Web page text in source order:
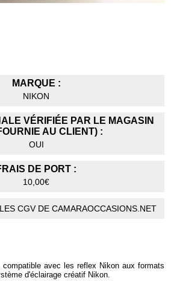
MARQUE :
NIKON
VÉRIFIÉE PAR LE MAGASIN
AU CLIENT) :
OUI
DE PORT :
10,00€
CGV DE CAMARAOCCASIONS.NET
compatible avec les reflex Nikon aux formats
d'éclairage créatif Nikon.